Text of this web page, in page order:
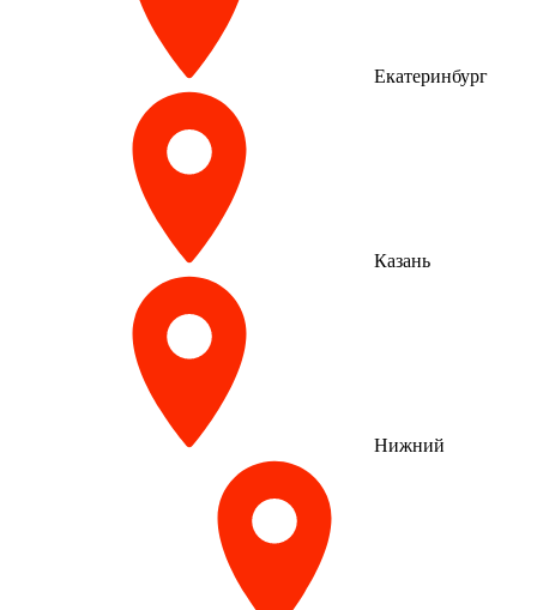
Екатеринбург
Казань
Нижний